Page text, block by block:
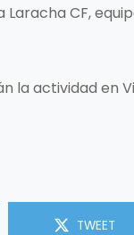
Laracha CF,
la actividad en
TWEET